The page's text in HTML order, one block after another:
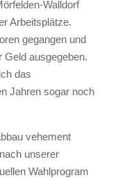
Walldorf
Arbeitsplätze.
gegangen und
Geld ausgegeben.
das
Jahren sogar noch
vehement
unserer
Wahlprogram